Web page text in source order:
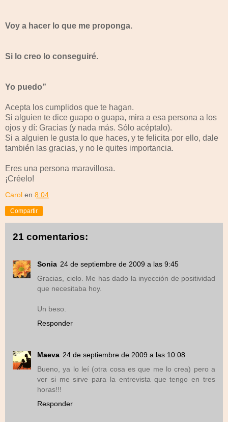
Voy a hacer lo que me proponga.
Si lo creo lo conseguiré.
Yo puedo”
Acepta los cumplidos que te hagan.
Si alguien te dice guapo o guapa, mira a esa persona a los
ojos y dí: Gracias (y nada más. Sólo acéptalo).
Si a alguien le gusta lo que haces, y te felicita por ello, dale
también las gracias, y no le quites importancia.
Eres una persona maravillosa.
¡Créelo!
Carol en 8:04
Compartir
21 comentarios:
Sonia 24 de septiembre de 2009 a las 9:45
Gracias, cielo. Me has dado la inyección de positividad
que necesitaba hoy.
Un beso.
Responder
Maeva 24 de septiembre de 2009 a las 10:08
Bueno, ya lo leí (otra cosa es que me lo crea) pero a
ver si me sirve para la entrevista que tengo en tres
horas!!!
Responder